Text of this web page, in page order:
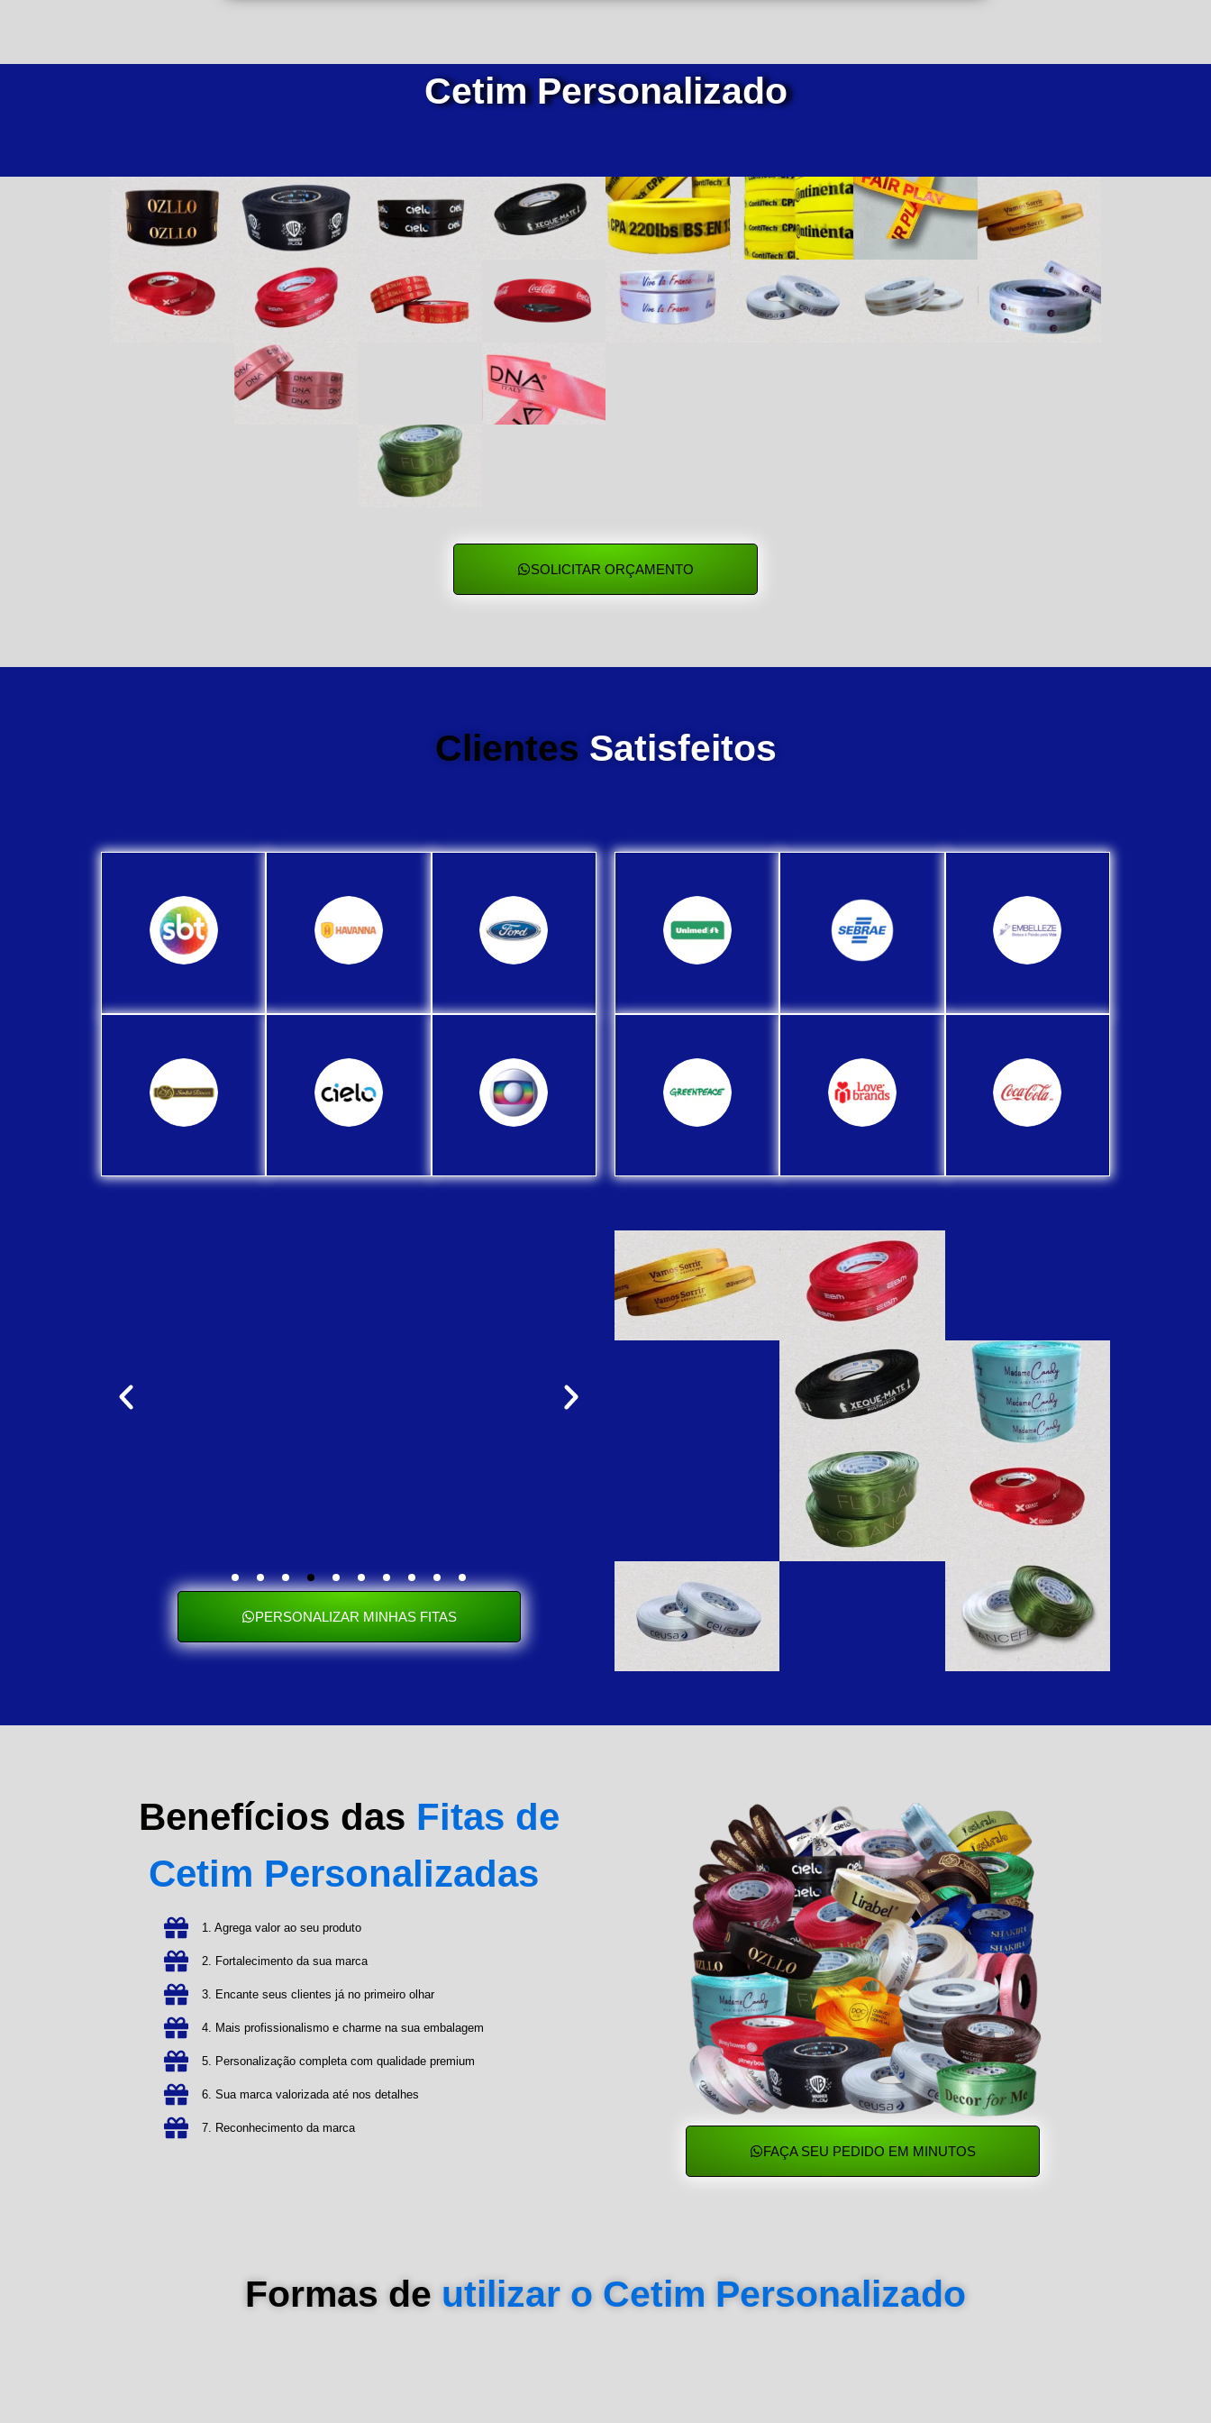
Cetim Personalizado
SOLICITAR ORÇAMENTO
Clientes Satisfeitos
PERSONALIZAR MINHAS FITAS
Benefícios das Fitas de
Cetim Personalizadas
1. Agrega valor ao seu produto
2. Fortalecimento da sua marca
3. Encante seus clientes já no primeiro olhar
4. Mais profissionalismo e charme na sua embalagem
5. Personalização completa com qualidade premium
6. Sua marca valorizada até nos detalhes
7. Reconhecimento da marca
FAÇA SEU PEDIDO EM MINUTOS
Formas de utilizar o Cetim Personalizado